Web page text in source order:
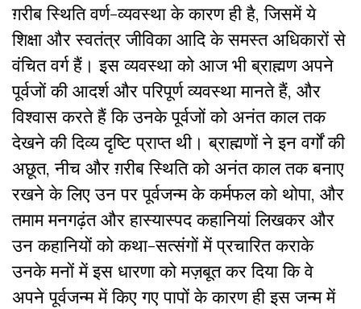
ग़रीब स्थिति वर्ण-व्यवस्था के कारण ही है, जिसमें ये
शिक्षा और स्वतंत्र जीविका आदि के समस्त अधिकारों से
वंचित वर्ग हैं। इस व्यवस्था को आज भी ब्राह्मण अपने
पूर्वजों की आदर्श और परिपूर्ण व्यवस्था मानते हैं, और
विश्वास करते हैं कि उनके पूर्वजों को अनंत काल तक
देखने की दिव्य दृष्टि प्राप्त थी। ब्राह्मणों ने इन वर्गों की
अछूत, नीच और ग़रीब स्थिति को अनंत काल तक बनाए
रखने के लिए उन पर पूर्वजन्म के कर्मफल को थोपा, और
तमाम मनगढ़ंत और हास्यास्पद कहानियां लिखकर और
उन कहानियों को कथा-सत्संगों में प्रचारित कराके
उनके मनों में इस धारणा को मज़बूत कर दिया कि वे
अपने पूर्वजन्म में किए गए पापों के कारण ही इस जन्म में